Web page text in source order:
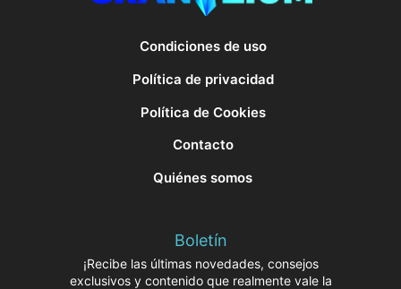
Condiciones de uso
Política de privacidad
Política de Cookies
Contacto
Quiénes somos
Boletín
¡Recibe las últimas novedades, consejos
exclusivos y contenido que realmente vale la